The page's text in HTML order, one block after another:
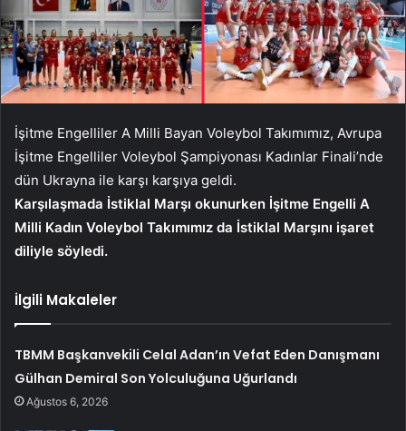
İşitme Engelliler A Milli Bayan Voleybol Takımımız, Avrupa
İşitme Engelliler Voleybol Şampiyonası Kadınlar Finali’nde
dün Ukrayna ile karşı karşıya geldi.
Karşılaşmada İstiklal Marşı okunurken İşitme Engelli A
Milli Kadın Voleybol Takımımız da İstiklal Marşını işaret
diliyle söyledi.
İlgili Makaleler
TBMM Başkanvekili Celal Adan’ın Vefat Eden Danışmanı
Gülhan Demiral Son Yolculuğuna Uğurlandı
Ağustos 6, 2026